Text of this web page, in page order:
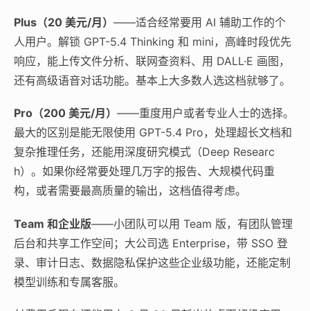
Plus（20 美元/月） ——适合经常要用 AI 辅助工作的个
人用户。解锁 GPT-5.4 Thinking 和 mini，高峰时段优先
响应，能上传文件分析、联网查资料、用 DALL·E 画图，
还有高级语音对话功能。基本上大多数人选这档就够了。
Pro（200 美元/月） ——重度用户或者专业人士的选择。
最大的区别是能无限使用 GPT-5.4 Pro，处理超长文档和
复杂推理任务，还能用深度研究模式（Deep Researc
h）。如果你经常要处理几万字的报告、大规模代码重
构，或者需要最高质量的输出，这档值得考虑。
Team 和企业版——小团队可以用 Team 版，有团队管理
后台和共享工作空间；大公司选 Enterprise，带 SSO 登
录、审计日志、数据隐私保护这些企业级功能，还能定制
模型训练和专属客服。